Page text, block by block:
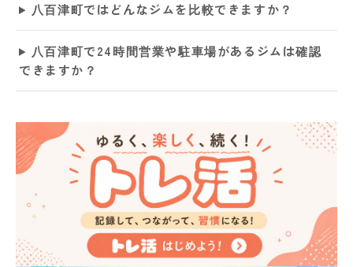
八百津町ではどんなジムを比較できますか？
八百津町で24時間営業や駐車場があるジムは確認
できますか？